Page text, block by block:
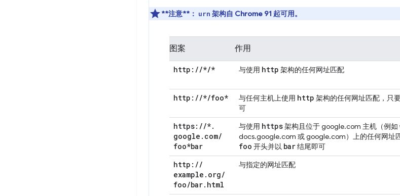
**注意**： urn 架构自 Chrome 91 起可用。
图案 作用
http: //*/* 与使用 http 架构的任何网址匹配
http: //*/foo* 与任何主机上使用 http 架构的任何网址匹配，只
可
https: //*.
google . com/
foo*bar
与使用 https架构且位于 google.com 主机（例如
docs.google.com 或 google.com）上的任何网址
foo 开头并以 bar结尾即可
http: //
example . org/
foo/bar. html
与指定的网址匹配